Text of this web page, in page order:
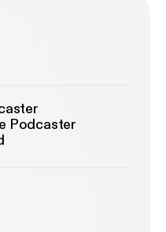
Podcaster